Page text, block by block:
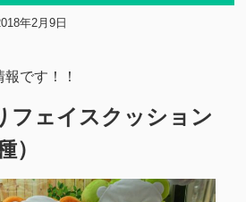
年2月9日
です！！
フェイスクッション